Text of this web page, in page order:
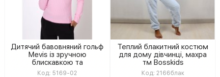
Дитячий бавовняний гольф
Mevis із зручною
блискавкою та
подовженою горловиною
Код: 5169-02
Теплий блакитний костюм
для дому дівчинці, махра
тм Bosskids
Код: 2166блак